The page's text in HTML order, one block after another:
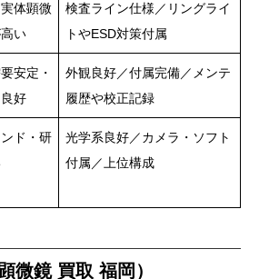
体顕微
い
検査ライン仕様／リングライ
トやESD対策付属
安定・
好
外観良好／付属完備／メンテ
履歴や校正記録
ド・研
光学系良好／カメラ・ソフト
付属／上位構成
微鏡 買取 福岡）